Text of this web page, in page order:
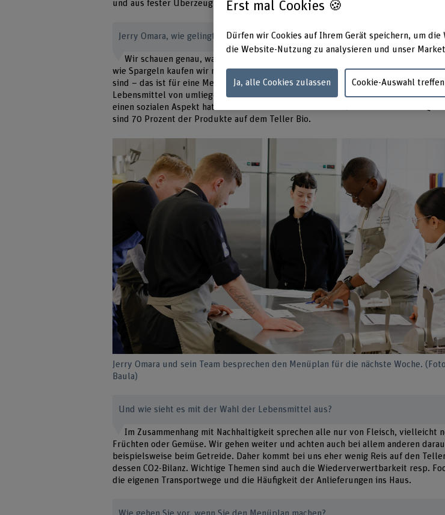
und aus fester Überzeugung.
Jerry Omara, wie gelingt eine nachhaltige Küche?
Wir schauen genau, was der regionale Markt zu welchem Preis bietet. Saisonale
wie Spargeln kaufen wir nur, wenn sie aus der Schweiz stammen und gleichzeitig
sind – das ist für eine Mensa ebenfalls wichtig. Wenn immer möglich, beziehen wir
Lebensmittel von umliegenden Bauernhöfen, gerade auch bei Überproduktion,
einen sozialen Aspekt hat. Nebst Saisonalität und Herkunft achten wir auf Bio-
sind 70 Prozent der Produkte auf dem Teller Bio.
Jerry Omara und sein Team besprechen den Menüplan für die nächste Woche.
Baula)
Und wie sieht es mit der Wahl der Lebensmittel aus?
Im Zusammenhang mit Nachhaltigkeit sprechen alle nur von Fleisch, vielleicht
Früchten oder Gemüse. Wir gehen weiter und achten auch bei allem anderen
beispielsweise beim Getreide. Daher kommt bei uns eher wenig Reis auf den
dessen CO2-Bilanz. Wichtige Themen sind auch die Wiederverwertbarkeit resp.
die eigenen Transportwege und die Häufigkeit der Anlieferungen ins Haus.
Erst mal Cookies 🍪
Dürfen wir Cookies auf Ihrem Gerät speichern, um
die Website-Nutzung zu analysieren und unser
Ja, alle Cookies zulassen Cookie-Auswahl treffen